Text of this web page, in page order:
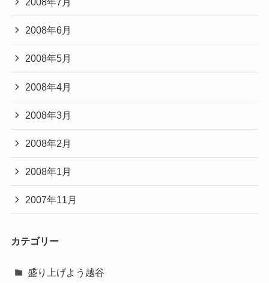
2008年6月
2008年5月
2008年4月
2008年3月
2008年2月
2008年1月
2007年11月
カテゴリー
盛り上げよう越谷